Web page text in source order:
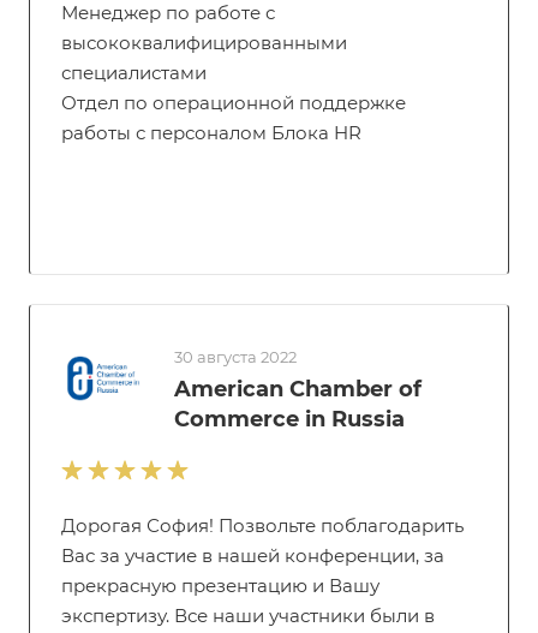
Менеджер по работе с
высококвалифицированными
специалистами
Отдел по операционной поддержке
работы с персоналом Блока HR
30 августа 2022
American Chamber of
Commerce in Russia
Дорогая София! Позвольте поблагодарить
Вас за участие в нашей конференции, за
прекрасную презентацию и Вашу
экспертизу. Все наши участники были в